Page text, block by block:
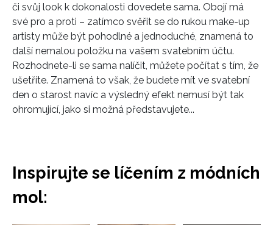
či svůj look k dokonalosti dovedete sama. Obojí má
své pro a proti – zatímco svěřit se do rukou make-up
artisty může být pohodlné a jednoduché, znamená to
další nemalou položku na vašem svatebním účtu.
Rozhodnete-li se sama nalíčit, můžete počítat s tím, že
ušetříte. Znamená to však, že budete mít ve svatební
den o starost navíc a výsledný efekt nemusí být tak
ohromující, jako si možná představujete...
Inspirujte se líčením z módních
mol: